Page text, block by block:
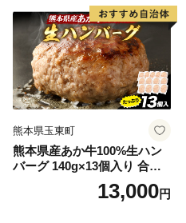
じゃがいも にんじん トマト
大根 みかん 柑橘 梨 すいか
メロン 桃st-p
熊本県玉東町
熊本県産あか牛100%生ハン
バーグ 140g×13個入り 合計1
820g 1.82kg以上《30日以内
に出荷予定(土日祝除く)》熊
13,000円